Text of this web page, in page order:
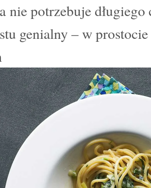
nie potrzebuje
genialny – w prostocie